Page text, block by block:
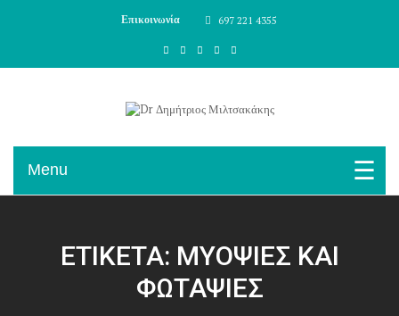
Επικοινωνία 697 221 4355
Dr Δημήτριος Μιλτσακάκης
Menu
ΕΤΙΚΈΤΑ: ΜΥΟΨΊΕΣ ΚΑΙ
ΦΩΤΑΨΊΕΣ